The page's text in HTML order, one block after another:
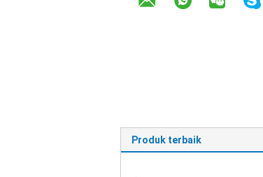
Produk terbaik